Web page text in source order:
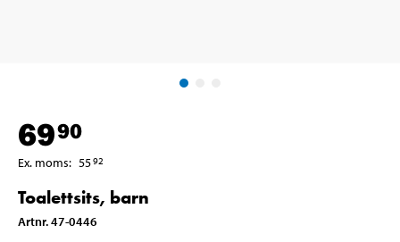
6990
Ex. moms: 5592
Toalettsits, barn
Artnr.47-0446